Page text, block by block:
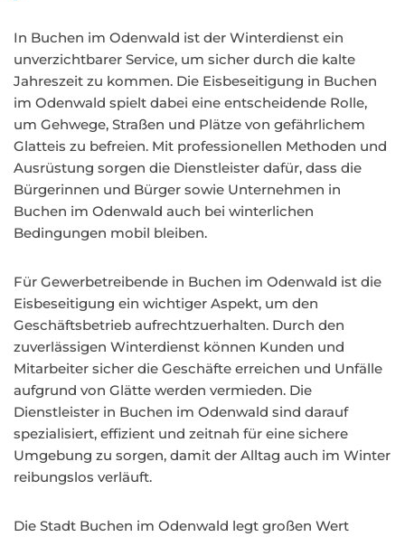
In Buchen im Odenwald ist der Winterdienst ein
unverzichtbarer Service, um sicher durch die kalte
Jahreszeit zu kommen. Die Eisbeseitigung in Buchen
im Odenwald spielt dabei eine entscheidende Rolle,
um Gehwege, Straßen und Plätze von gefährlichem
Glatteis zu befreien. Mit professionellen Methoden und
Ausrüstung sorgen die Dienstleister dafür, dass die
Bürgerinnen und Bürger sowie Unternehmen in
Buchen im Odenwald auch bei winterlichen
Bedingungen mobil bleiben.
Für Gewerbetreibende in Buchen im Odenwald ist die
Eisbeseitigung ein wichtiger Aspekt, um den
Geschäftsbetrieb aufrechtzuerhalten. Durch den
zuverlässigen Winterdienst können Kunden und
Mitarbeiter sicher die Geschäfte erreichen und Unfälle
aufgrund von Glätte werden vermieden. Die
Dienstleister in Buchen im Odenwald sind darauf
spezialisiert, effizient und zeitnah für eine sichere
Umgebung zu sorgen, damit der Alltag auch im Winter
reibungslos verläuft.
Die Stadt Buchen im Odenwald legt großen Wert